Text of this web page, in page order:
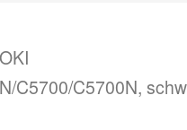
C5700/C5700N,